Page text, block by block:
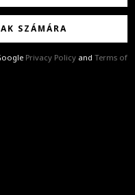
SZÁMÁRA
Privacy Policy and Terms of